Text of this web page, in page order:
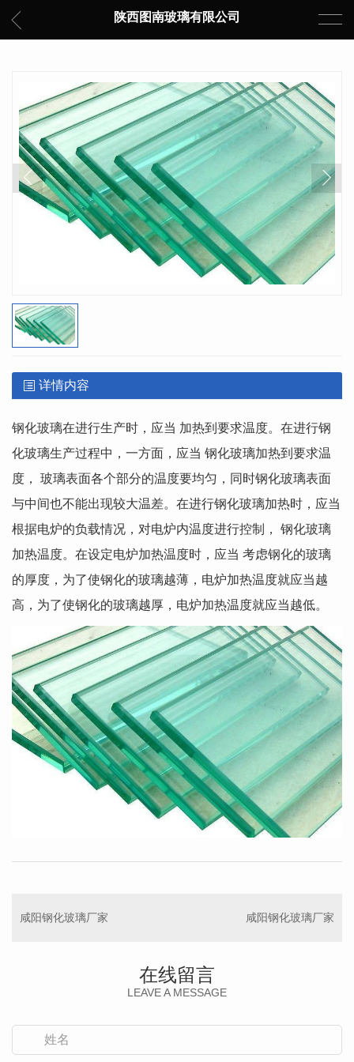
陕西图南玻璃有限公司
详情内容
钢化玻璃在进行生产时，应当 加热到要求温度。在进行钢
化玻璃生产过程中，一方面，应当 钢化玻璃加热到要求温
度， 玻璃表面各个部分的温度要均匀，同时钢化玻璃表面
与中间也不能出现较大温差。在进行钢化玻璃加热时，应当
根据电炉的负载情况，对电炉内温度进行控制， 钢化玻璃
加热温度。在设定电炉加热温度时，应当 考虑钢化的玻璃
的厚度，为了使钢化的玻璃越薄，电炉加热温度就应当越
高，为了使钢化的玻璃越厚，电炉加热温度就应当越低。
咸阳钢化玻璃厂家 咸阳钢化玻璃厂家
在线留言
LEAVE A MESSAGE